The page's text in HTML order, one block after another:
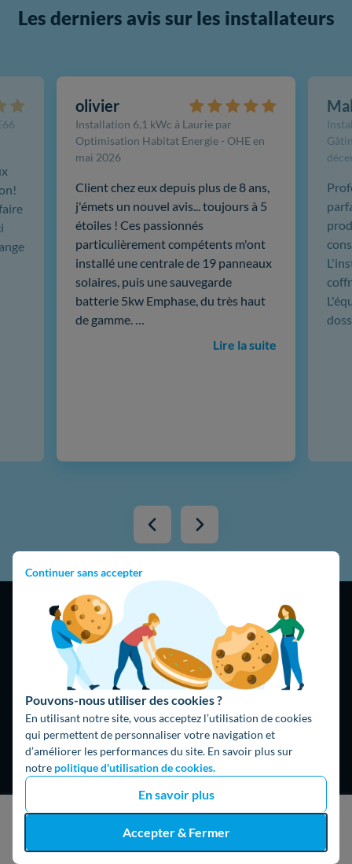
Continuer sans accepter
Pouvons-nous utiliser des cookies ?
En utilisant notre site, vous acceptez l’utilisation de cookies
qui permettent de personnaliser votre navigation et
d’améliorer les performances du site. En savoir plus sur
notre politique d'utilisation de cookies.
En savoir plus
Accepter & Fermer
J'obtiens un devis gratuit
Les derniers avis sur les installateurs
olivier
Installation 6,1 kWc à Laurie par
Optimisation Habitat Energie - OHE en
mai 2026
Client chez eux depuis plus de 8 ans,
j'émets un nouvel avis... toujours à 5
étoiles ! Ces passionnés
particulièrement compétents m'ont
installé une centrale de 19 panneaux
solaires, puis une sauvegarde
batterie 5kw Emphase, du très haut
de gamme. …
Lire la suite
4,9/5
16474 avisGoogle